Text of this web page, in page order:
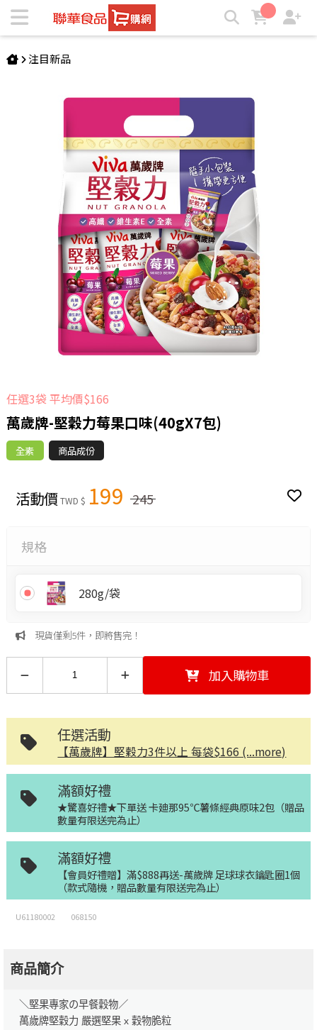
萬歲牌-堅穀力莓果口味(40gX7包) | ★聯華食品e購網★
注目新品
任選3袋 平均價$166
萬歲牌-堅穀力莓果口味(40gX7包)
全素 商品成份
活動價TWD $ 199 245
規格
280g/袋
現貨僅剩5件，即將售完！
加入購物車
任選活動
【萬歲牌】堅穀力3件以上 每袋$166 (...more)
滿額好禮
★驚喜好禮★下單送 卡廸那95℃薯條經典原味2包（贈品
數量有限送完為止）
滿額好禮
【會員好禮贈】滿$888再送-萬歲牌 足球球衣鑰匙圈1個
（款式隨機，贈品數量有限送完為止）
U61180002 068150
商品簡介
＼堅果專家の早餐穀物／
萬歲牌堅穀力 嚴選堅果 x 穀物脆粒